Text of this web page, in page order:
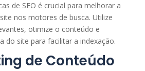
de SEO é crucial para melhorar a
nos motores de busca. Utilize
otimize o conteúdo e
do site para facilitar a indexação.
de Conteúdo